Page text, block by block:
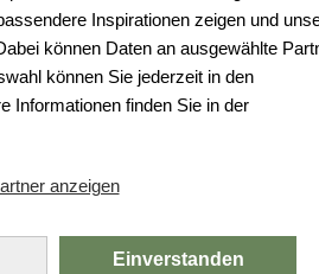
Inspirationen zeigen und
können Daten an ausgewählte
können Sie jederzeit in den
Informationen finden Sie in der
anzeigen
Einverstanden
schiefgelaufen.
Fehler aufgetreten.
Sie die Seite neu.